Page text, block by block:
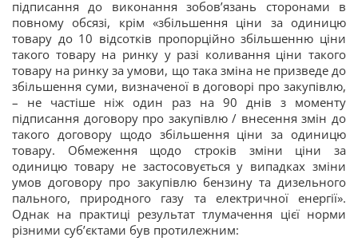
підписання до виконання зобов’язань сторонами в
повному обсязі, крім «збільшення ціни за одиницю
товару до 10 відсотків пропорційно збільшенню ціни
такого товару на ринку у разі коливання ціни такого
товару на ринку за умови, що така зміна не призведе до
збільшення суми, визначеної в договорі про закупівлю,
– не частіше ніж один раз на 90 днів з моменту
підписання договору про закупівлю / внесення змін до
такого договору щодо збільшення ціни за одиницю
товару. Обмеження щодо строків зміни ціни за
одиницю товару не застосовується у випадках зміни
умов договору про закупівлю бензину та дизельного
пального, природного газу та електричної енергії».
Однак на практиці результат тлумачення цієї норми
різними суб’єктами був протилежним: